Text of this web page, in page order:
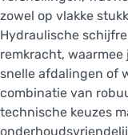
zowel op vlakke
Hydraulische
remkracht,
snelle afdalingen of
combinatie van
technische keuzes